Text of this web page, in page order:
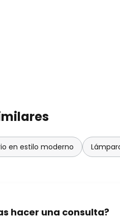
en estilo moderno
hacer una consulta?